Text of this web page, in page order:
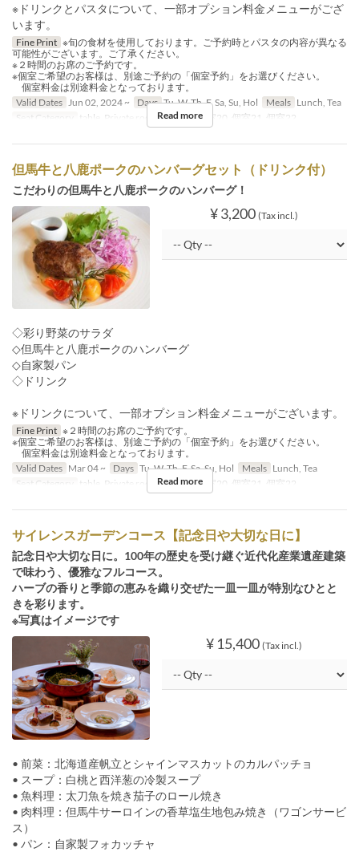
※ドリンクとパスタについて、一部オプション料金メニューがござ
います。
Fine Print ※旬の食材を使用しております。ご予約時とパスタの内容が異なる
可能性がございます。ご了承ください。
※２時間のお席のご予約です。
※個室ご希望のお客様は、別途ご予約の「個室予約」をお選びください。
個室料金は別途料金となっております。
Valid Dates
Jun 02, 2024 ~ Days Tu, W, Th, F, Sa, Su, Hol Meals Lunch, Tea
Seat Category
table, Private room, 個室19, 個室20, 個室21, 個室22
Read more
但馬牛と八鹿ポークのハンバーグセット（ドリンク付）
こだわりの但馬牛と八鹿ポークのハンバーグ！
¥ 3,200 (Tax incl.)
◇彩り野菜のサラダ
◇但馬牛と八鹿ポークのハンバーグ
◇自家製パン
◇ドリンク
※ドリンクについて、一部オプション料金メニューがございます。
Fine Print ※２時間のお席のご予約です。
※個室ご希望のお客様は、別途ご予約の「個室予約」をお選びください。
個室料金は別途料金となっております。
Valid Dates Mar 04 ~ Days Tu, W, Th, F, Sa, Su, Hol Meals Lunch, Tea
Seat Category
table, Private room, 個室19, 個室20, 個室21, 個室22
Read more
サイレンスガーデンコース【記念日や大切な日に】
記念日や大切な日に。100年の歴史を受け継ぐ近代化産業遺産建築
で味わう、優雅なフルコース。
ハーブの香りと季節の恵みを織り交ぜた一皿一皿が特別なひとと
きを彩ります。
※写真はイメージです
¥ 15,400 (Tax incl.)
• 前菜：北海道産帆立とシャインマスカットのカルパッチョ
• スープ：白桃と西洋葱の冷製スープ
• 魚料理：太刀魚を焼き茄子のロール焼き
• 肉料理：但馬牛サーロインの香草塩生地包み焼き（ワゴンサービ
ス）
• パン：自家製フォカッチャ